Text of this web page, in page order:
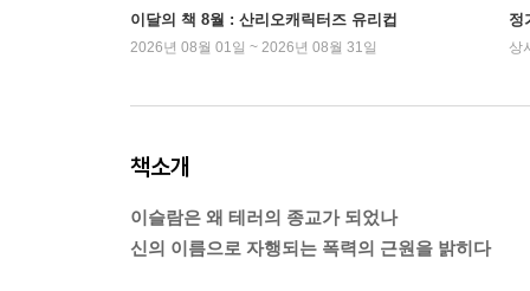
이달의 책 8월 : 산리오캐릭터즈 유리컵
2026년 08월 01일 ~ 2026년 08월 31일
정
상
책소개
이슬람은 왜 테러의 종교가 되었나
신의 이름으로 자행되는 폭력의 근원을 밝히다